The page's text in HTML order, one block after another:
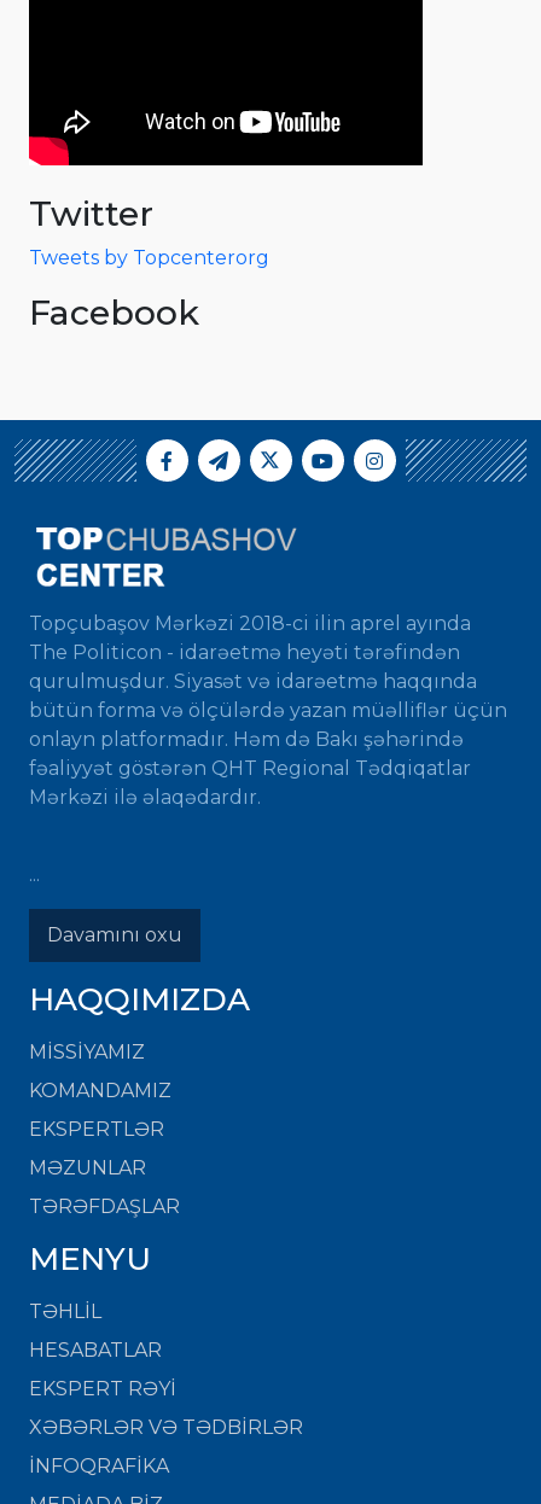
Twitter
Tweets by Topcenterorg
Facebook
Topçubaşov Mərkəzi 2018-ci ilin aprel ayında
The Politicon - idarəetmə heyəti tərəfindən
qurulmuşdur. Siyasət və idarəetmə haqqında
bütün forma və ölçülərdə yazan müəlliflər üçün
onlayn platformadır. Həm də Bakı şəhərində
fəaliyyət göstərən QHT Regional Tədqiqatlar
Mərkəzi ilə əlaqədardır.
...
Davamını oxu
HAQQIMIZDA
MISSIYAMIZ
KOMANDAMIZ
EKSPERTLƏR
MƏZUNLAR
TƏRƏFDAŞLAR
MENYU
TƏHLİL
HESABATLAR
EKSPERT RƏYİ
XƏBƏRLƏR VƏ TƏDBİRLƏR
İNFOQRAFİKA